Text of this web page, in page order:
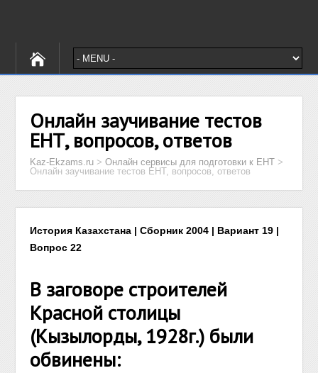
Онлайн заучивание тестов
ЕНТ, вопросов, ответов
Kaz-Ekzams.ru >Онлайн сервисы для подготовки к ЕНТ >
Онлайн заучивание тестов ЕНТ, вопросов, ответов
История Казахстана | Сборник 2004 | Вариант 19 |
Вопрос 22
В заговоре строителей
Красной столицы
(Кызылорды, 1928г.) были
обвинены: